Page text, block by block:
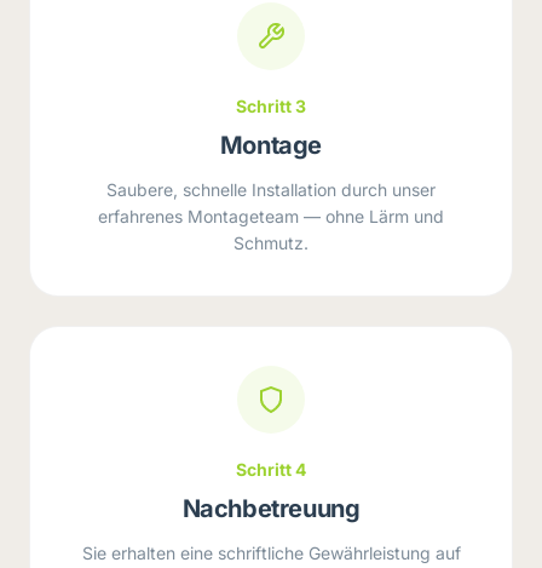
Schritt 3
Montage
Saubere, schnelle Installation durch unser
erfahrenes Montageteam — ohne Lärm und
Schmutz.
Schritt 4
Nachbetreuung
Sie erhalten eine schriftliche Gewährleistung auf